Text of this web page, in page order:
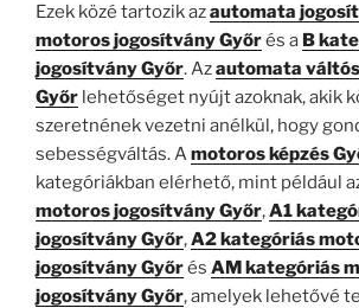
Ezek közé tartozik azautomata
motoros jogosítvány Győrés a B
jogosítvány Győr. Azautomata
Győr lehetőséget nyújt azoknak, akik
szeretnének vezetni anélkül, hogy
sebességváltás. Amotoros képzés
kategóriákban elérhető, mint például
motoros jogosítvány Győr,A1
jogosítvány Győr,A2 kategóriás
jogosítvány Győrés AM kategóriás
jogosítvány Győr, amelyek lehetővé